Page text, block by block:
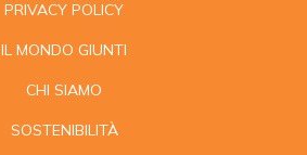
PRIVACY POLICY
IL MONDO GIUNTI
CHI SIAMO
SOSTENIBILITÀ